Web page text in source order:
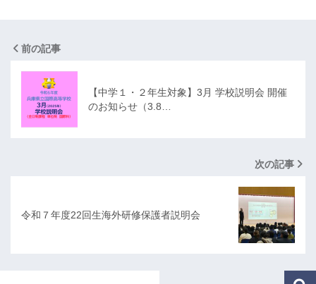
前の記事
【中学１・２年生対象】3月 学校説明会 開催
のお知らせ（3.8…
次の記事
令和７年度22回生海外研修保護者説明会